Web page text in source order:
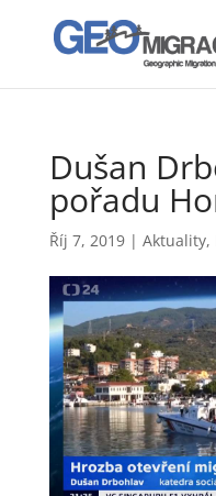
Dušan
pořadu
Říj 7, 2019| Aktuality,